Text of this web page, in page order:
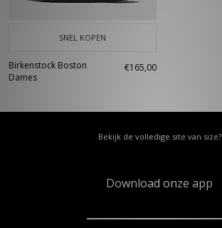
SNEL KOPEN
Birkenstock Boston
Dames
€165,00
Bekijk de volledige site van size?
Download onze app